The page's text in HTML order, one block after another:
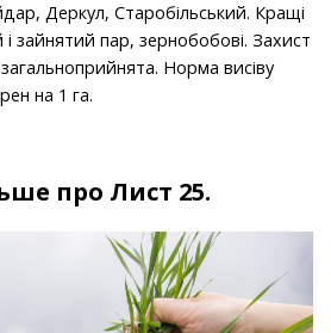
Деркул, Старобільський. Кращі
зайнятий пар, зернобобові. Захист
Норма висіву
на 1 га.
про Лист 25.